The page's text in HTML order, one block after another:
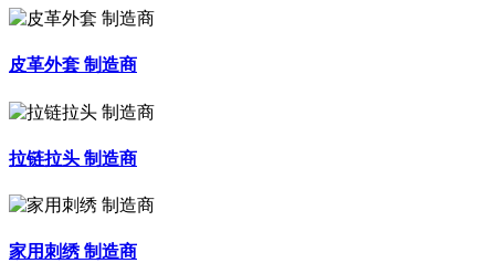
皮革外套 制造商
拉链拉头 制造商
家用刺绣 制造商